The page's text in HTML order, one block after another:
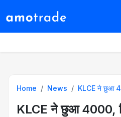
Home News KLCE ने छुआ
KLCE ने छुआ 4000,